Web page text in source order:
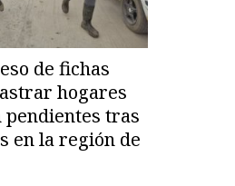
de fichas
hogares
pendientes tras
en la región de